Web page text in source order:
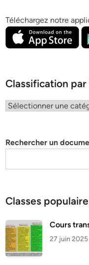
Téléchargez notre
Classification
Classification
Rechercher un
Classes
Cours
27 juin 2025